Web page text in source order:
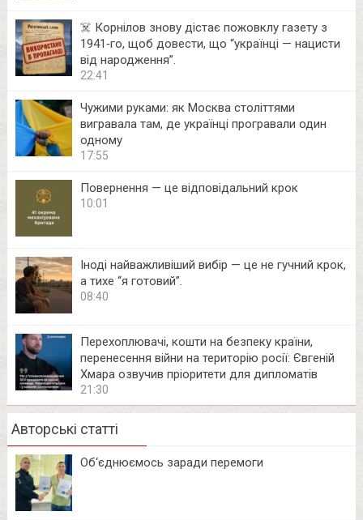
☠️ Корнілов знову дістає пожовклу газету з
1941‑го, щоб довести, що “українці — нацисти
від народження”.
22:41
Чужими руками: як Москва століттями
вигравала там, де українці програвали один
одному
17:55
Повернення — це відповідальний крок
10:01
Іноді найважливіший вибір — це не гучний крок,
а тихе “я готовий”.
08:40
Перехоплювачі, кошти на безпеку країни,
перенесення війни на територію росії: Євгеній
Хмара озвучив пріоритети для дипломатів
21:30
Авторські статті
Об‘єднюємось заради перемоги